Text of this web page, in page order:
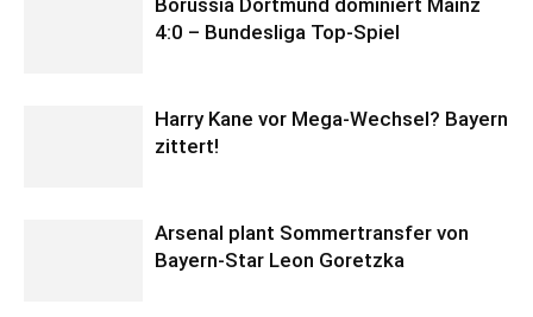
4:0 – Bundesliga Top-Spiel
Harry Kane vor Mega-Wechsel? Bayern
zittert!
Arsenal plant Sommertransfer von
Bayern-Star Leon Goretzka